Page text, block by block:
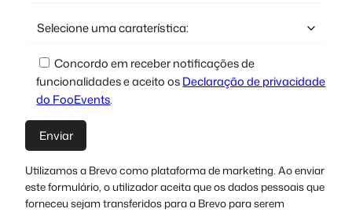
Concordo em receber notificações de
funcionalidades e aceito osDeclaração de privacidade
do FooEvents.
Utilizamos a Brevo como plataforma de marketing. Ao enviar
este formulário, o utilizador aceita que os dados pessoais que
forneceu sejam transferidos para a Brevo para serem